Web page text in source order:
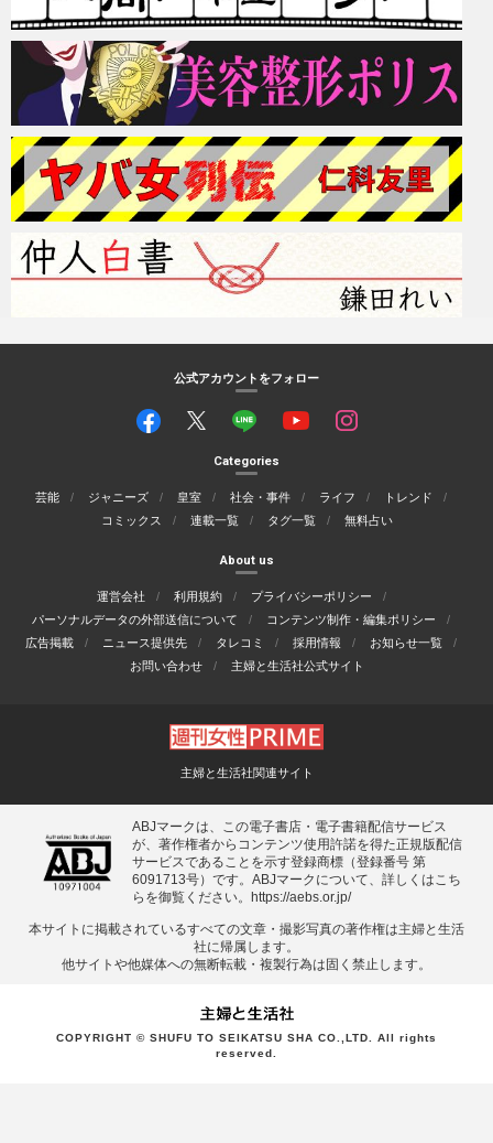
公式アカウントをフォロー
Categories
芸能 ジャニーズ 皇室 社会・事件 ライフ
トレンド
コミックス
連載一覧 タグ一覧 無料占い
About us
運営会社 利用規約
プライバシーポリシー
パーソナルデータの外部送信について
コンテンツ制作・編集ポリシー
広告掲載
ニュース提供先 タレコミ 採用情報
お知らせ一覧
お問い合わせ
主婦と生活社公式サイト
主婦と生活社関連サイト
ABJマークは、この電子書店・電子書籍配信サービス
が、著作権者からコンテンツ使用許諾を得た正規版配信
サービスであることを示す登録商標（登録番号 第
6091713号）です。ABJマークについて、詳しくはこち
らを御覧ください。
https://aebs.or.jp/
本サイトに掲載されているすべての⽂章・撮影写真の著作権は主婦と⽣活
社に帰属します。
他サイトや他媒体への無断転載・複製⾏為は固く禁⽌します。
COPYRIGHT © SHUFU TO SEIKATSU SHA CO.,LTD. All rights
reserved.